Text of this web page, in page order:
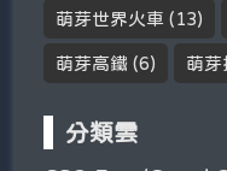
萌芽世界火車 (13)
萌芽高鐵 (6) 萌芽
分類雲